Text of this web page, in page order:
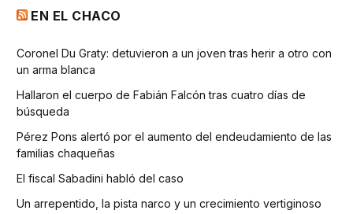
EN EL CHACO
Coronel Du Graty: detuvieron a un joven tras herir a otro con
un arma blanca
Hallaron el cuerpo de Fabián Falcón tras cuatro días de
búsqueda
Pérez Pons alertó por el aumento del endeudamiento de las
familias chaqueñas
El fiscal Sabadini habló del caso
Un arrepentido, la pista narco y un crecimiento vertiginoso